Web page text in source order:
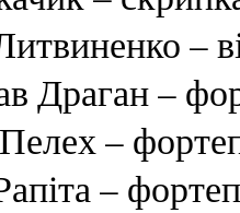
–
Драган –
–
–